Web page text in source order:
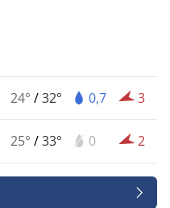
24° /32° 0,7 3
25° /33° 0 2